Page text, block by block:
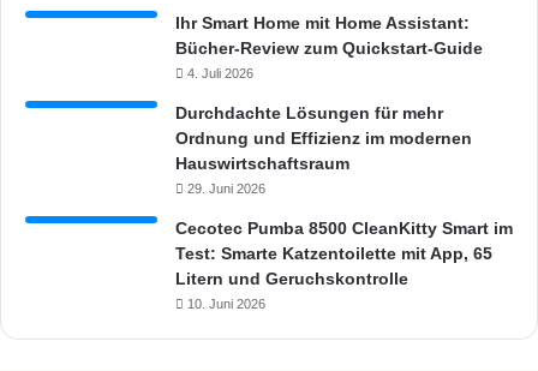
Ihr Smart Home mit Home Assistant:
Bücher-Review zum Quickstart-Guide
4. Juli 2026
Durchdachte Lösungen für mehr
Ordnung und Effizienz im modernen
Hauswirtschaftsraum
29. Juni 2026
Cecotec Pumba 8500 CleanKitty Smart im
Test: Smarte Katzentoilette mit App, 65
Litern und Geruchskontrolle
10. Juni 2026